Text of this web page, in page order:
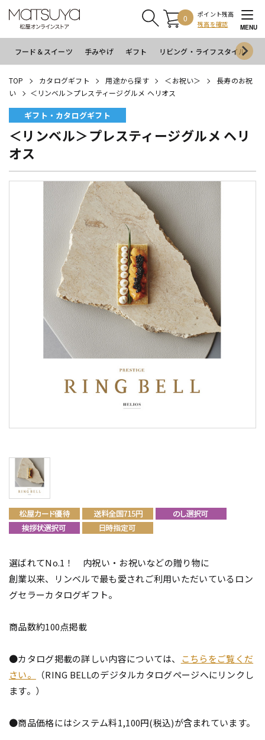
0
ポイント残高
残高を確認
MENU
フード＆スイーツ 手みやげ ギフト リビング・ライフスタイル
TOP カタログギフト 用途から探す ＜お祝い＞
長寿のお祝
い
＜リンベル＞プレスティージグルメ ヘリオス
ギフト・カタログギフト
＜リンベル＞プレスティージグルメ ヘリ
オス
選ばれてNo.1！ 内祝い・お祝いなどの贈り物に
創業以来、リンベルで最も愛されご利用いただいているロン
グセラーカタログギフト。
商品数約100点掲載
●カタログ掲載の詳しい内容については、
こちらをご覧くだ
さい。
（RING BELLのデジタルカタログページへにリンクし
ます。）
●商品価格にはシステム料1,100円(税込)が含まれています。